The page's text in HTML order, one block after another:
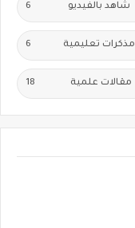
شاهد بالفيديو 6
مذكرات تعليمية 6
مقالات علمية 18